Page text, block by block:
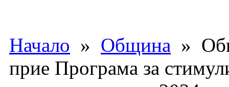
Начало » Община »
прие Програма за